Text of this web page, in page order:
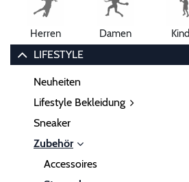
Herren Damen
LIFESTYLE
Neuheiten
Lifestyle Bekleidung
Sneaker
Zubehör
Accessoires